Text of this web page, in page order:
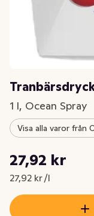
1 l, Ocean Spray
Visa alla varor från
Nuvarande pris är:
27,92 kr
27,92 kr /l
Styckpris: 27,92 kr /l